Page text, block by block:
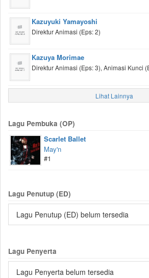
Kazuyuki Yamayoshi
Direktur Animasi (Eps: 2)
Kazuya Morimae
Direktur Animasi (Eps: 3), Animasi Kunci
Lihat Lainnya
Lagu Pembuka (OP)
Scarlet Ballet
May'n
#1
Lagu Penutup (ED)
Lagu Penutup (ED) belum tersedia
Lagu Penyerta
Lagu Penyerta belum tersedia